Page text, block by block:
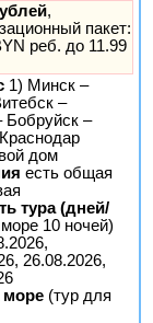
,
пакет:
реб. до 11.99
1) Минск –
–
Бобруйск –
дом
есть общая
тура (дней/
10 ночей)
26.08.2026,
море (тур для